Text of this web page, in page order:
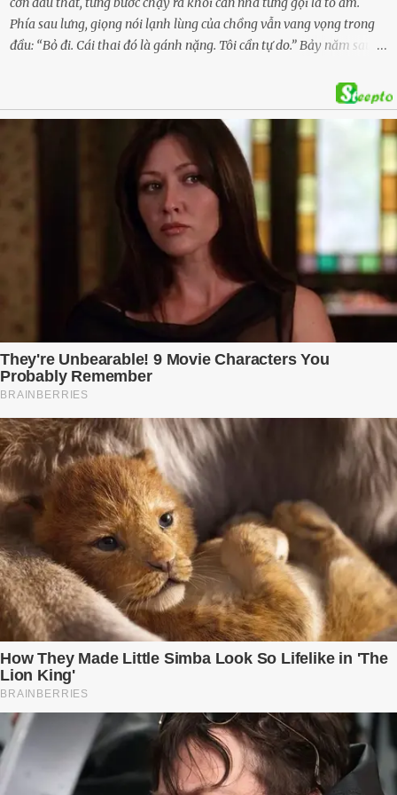
Phía sau lưng, giọng nói lạnh lùng của chồng vẫn vang vọng trong
đầu: “Bỏ đi. Cái thai đó là gánh nặng. Tôi cần tự do.” Bảy năm sau,
kế hoạch được chuẩn bị kỹ lưỡng để người đàn ông phản bội ấy
phải trả giá … Hà Nội, mùa thu năm 2018, cái lạnh len lỏi qua từng
khe cửa gỗ cũ kỹ. Trong một căn biệt thự sang trọng ở phố Tây Hồ,
Ngọc Anh ngồi lặng lẽ trên ghế sofa, tay đặt lên bụng – nơi hai sinh
linh bé bỏng đang lớn dần từng ngày. Cô chưa bao giờ nghĩ mình sẽ
phải sống trong sợ hãi khi mang thai, đặc biệt là sợ… chính chồng
mình. Trí – người chồng mà cô từng yêu đến mù quáng, đã không
còn là người đàn ông của ngày đầu. Thành đạt, quyền lực, nhưng
cũng dối trá và lạnh lùng. Gần đây, anh hay về muộn, thậm chí có
đêm không về. Và rồi, trong một bữa cơm tối vắng lặng, Trí ném
xuống bàn ly n...